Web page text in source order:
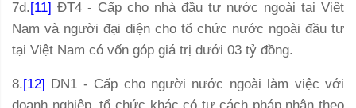
7d.[11] ĐT4 - Cấp cho nhà đầu tư nước ngoài tại Việt
Nam và người đại diện cho tổ chức nước ngoài đầu tư
tại Việt Nam có vốn góp giá trị dưới 03 tỷ đồng.
8.[12] DN1 - Cấp cho người nước ngoài làm việc với